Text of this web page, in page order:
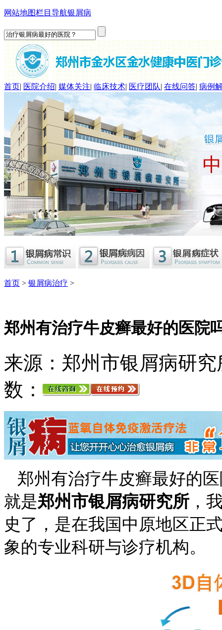
网站地图栏目导航银屑病
首页| 医院介绍| 媒体关注| 临床技术| 医疗团队| 在线问答| 病例
首页 > 银屑病治疗 >
郑州有治疗牛皮癣最好的医院
来源：郑州市银屑病研究
数：
郑州有治疗牛皮癣最好的
就是郑州市银屑病研究所 ，
史了，是在我国中原地区正
象的专业科研与诊疗机构。